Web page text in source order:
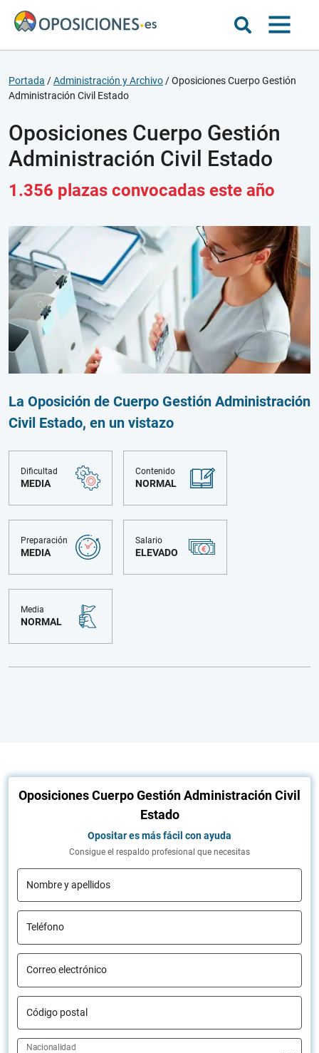
Portada /Administración y Archivo /Oposiciones Cuerpo Gestión
Administración Civil Estado
Oposiciones Cuerpo Gestión
Administración Civil Estado
1.356 plazas convocadas este año
La Oposición de Cuerpo Gestión Administración
Civil Estado, en un vistazo
Dificultad
MEDIA
Contenido
NORMAL
Preparación
MEDIA
Salario
ELEVADO
Media
NORMAL
Oposiciones Cuerpo Gestión Administración Civil
Estado
Opositar es más fácil con ayuda
Consigue el respaldo profesional que necesitas
Nombre y apellidos
Teléfono
Correo electrónico
Código postal
Nacionalidad